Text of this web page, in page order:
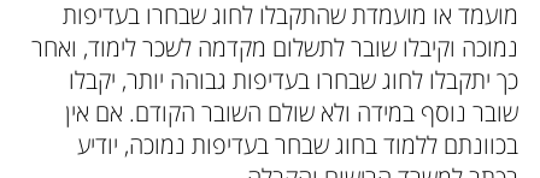
מועמד או מועמדת שהתקבלו לחוג שבחרו בעדיפות
נמוכה וקיבלו שובר לתשלום מקדמה לשכר לימוד, ואחר
כך יתקבלו לחוג שבחרו בעדיפות גבוהה יותר, יקבלו
שובר נוסף במידה ולא שולם השובר הקודם. אם אין
בכוונתם ללמוד בחוג שבחר בעדיפות נמוכה, יודיע